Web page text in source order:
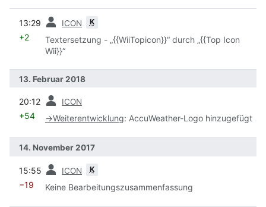
13:29 ICON K
+2
Textersetzung - „{{WiiTopicon}}“ durch „{{Top Icon
Wii}}“
13. Februar 2018
20:12 ICON
+54 →Weiterentwicklung: AccuWeather-Logo hinzugefügt
14. November 2017
15:55 ICON K
−19 Keine Bearbeitungszusammenfassung